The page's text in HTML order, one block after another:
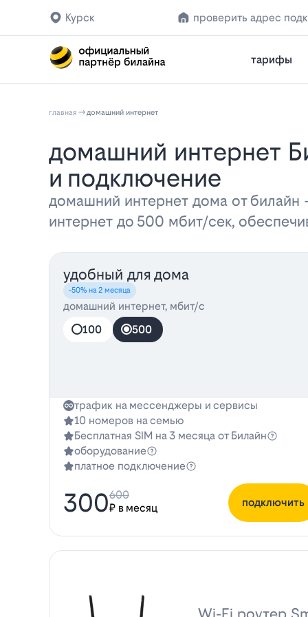
Курск проверить адрес
тарифы
главная домашний интернет
Домашний интернет Билайн в Курске: выгодные тарифы на 2026 год
и подключение
домашний интернет дома от
интернет до 500 мбит/сек,
удобный для дома
-50% на 2 месяца
домашний интернет, мбит/с
100
500
трафик на мессенджеры и сервисы
10 номеров на семью
Бесплатная SIM на 3 месяца от Билайн
оборудование
платное подключение
300₽ в месяц
600
подключить